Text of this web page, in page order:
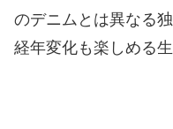
のデニムとは異なる
経年変化も楽しめる生